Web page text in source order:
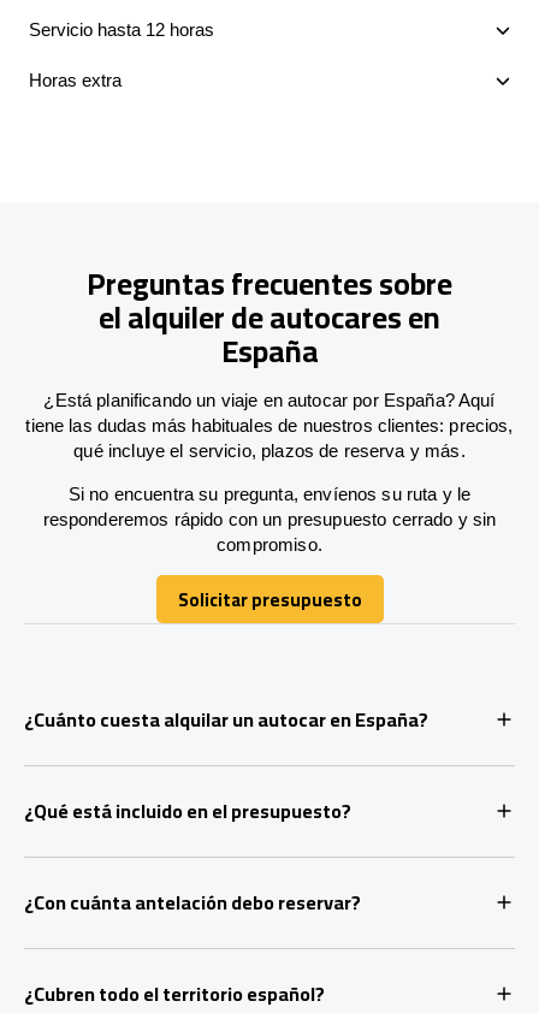
Servicio hasta 12 horas
Horas extra
Preguntas frecuentes sobre
el alquiler de autocares en
España
¿Está planificando un viaje en autocar por España? Aquí
tiene las dudas más habituales de nuestros clientes: precios,
qué incluye el servicio, plazos de reserva y más.
Si no encuentra su pregunta, envíenos su ruta y le
responderemos rápido con un presupuesto cerrado y sin
compromiso.
Solicitar presupuesto
Solicitar presupuesto
¿Cuánto cuesta alquilar un autocar en España?
¿Qué está incluido en el presupuesto?
¿Con cuánta antelación debo reservar?
¿Cubren todo el territorio español?